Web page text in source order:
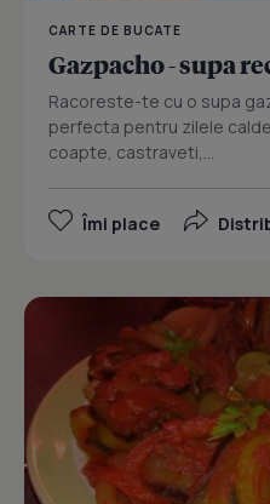
CARTE DE BUCATE
Gazpacho - supa
Racoreste-te cu o supa
perfecta pentru zilele
coapte, castraveti,...
Îmi place